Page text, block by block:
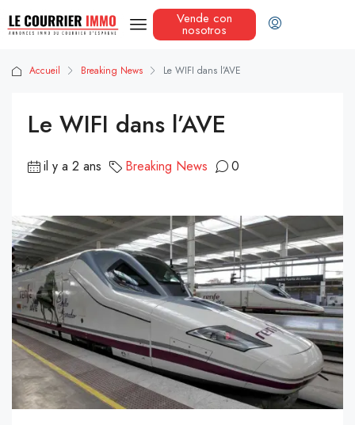
Vende con
nosotros
Accueil Breaking News Le WIFI dans l’AVE
Le WIFI dans l’AVE
il y a 2 ans Breaking News 0